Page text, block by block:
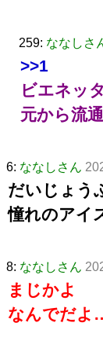
259: ななしさ
>>1
ビエネッ
元から流
6: ななしさん
だいじょう
憧れのアイ
8: ななしさん
まじかよ
なんでだよ